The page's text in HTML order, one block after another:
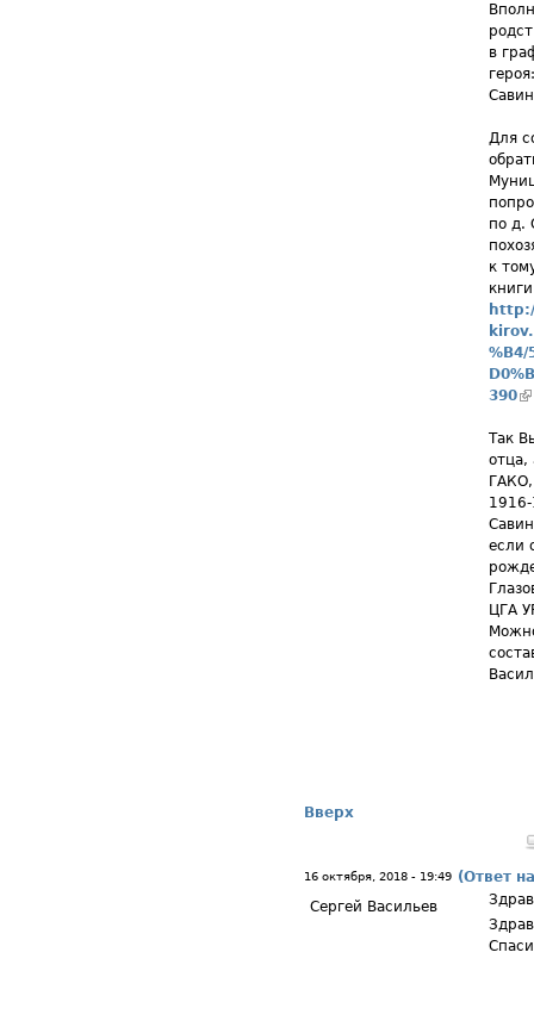
в
Для
по д.
к
%B4/
390
Так
отца,
ГАКО,
если
ЦГА
Вверх
16 октября, 2018 - 19:49 (Ответ
Сергей Васильев